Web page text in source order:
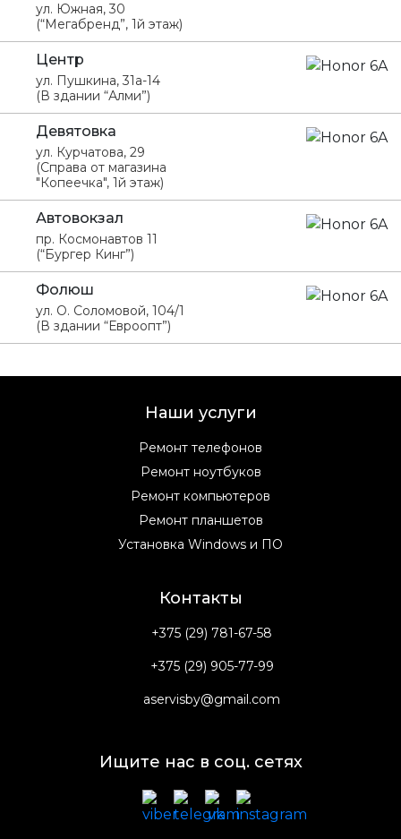
ул. Южная, 30
(“Мегабренд”, 1й этаж)
Центр
ул. Пушкина, 31а-14
(В здании “Алми”)
Девятовка
ул. Курчатова, 29
(Справа от магазина
"Копеечка", 1й этаж)
Автовокзал
пр. Космонавтов 11
(“Бургер Кинг”)
Фолюш
ул. О. Соломовой, 104/1
(В здании “Евроопт”)
Наши услуги
Ремонт телефонов
Ремонт ноутбуков
Ремонт компьютеров
Ремонт планшетов
Установка Windows и ПО
Контакты
+375 (29) 781-67-58
+375 (29) 905-77-99
aservisby@gmail.com
Ищите нас в соц. сетях